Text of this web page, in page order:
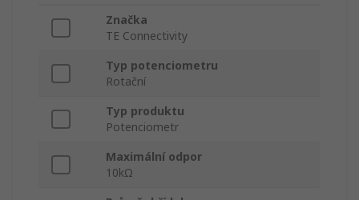
Značka
TE Connectivity
Typ potenciometru
Rotační
Typ produktu
Potenciometr
Maximální odpor
10kΩ